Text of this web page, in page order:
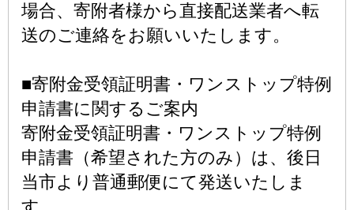
場合、寄附者様から直接配送業者へ転
送のご連絡をお願いいたします。
■寄附金受領証明書・ワンストップ特例
申請書に関するご案内
寄附金受領証明書・ワンストップ特例
申請書（希望された方のみ）は、後日
当市より普通郵便にて発送いたしま